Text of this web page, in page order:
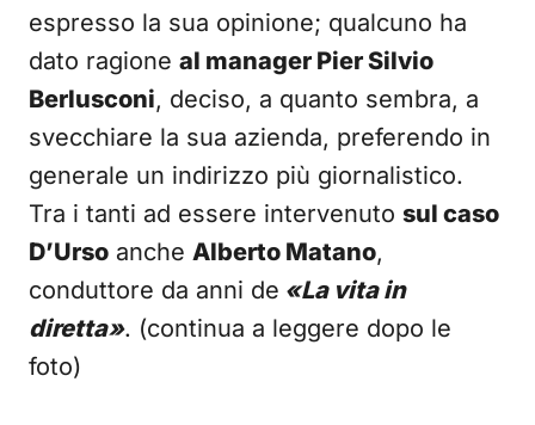
espresso la sua opinione; qualcuno ha
dato ragione al manager Pier Silvio
Berlusconi, deciso, a quanto sembra, a
svecchiare la sua azienda, preferendo in
generale un indirizzo più giornalistico.
Tra i tanti ad essere intervenuto sul caso
D’Urso anche Alberto Matano,
conduttore da anni de «La vita in
diretta». (continua a leggere dopo le
foto)